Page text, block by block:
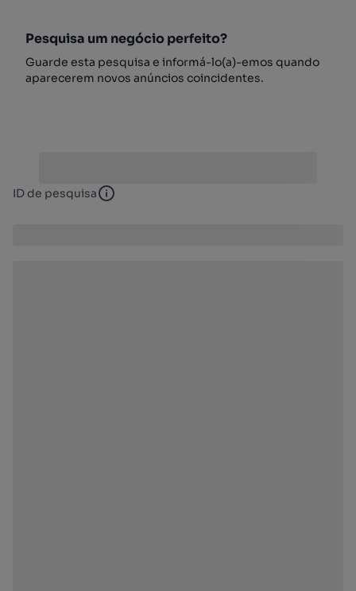
Pesquisa um negócio perfeito?
Guarde esta pesquisa e informá-lo(a)-emos quando
aparecerem novos anúncios coincidentes.
ID de pesquisa ID de pesquisa